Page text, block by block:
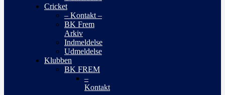
Cricket
– Kontakt –
BK Frem
Arkiv
Indmeldelse
Udmeldelse
Klubben
BK FREM
–
Kontakt